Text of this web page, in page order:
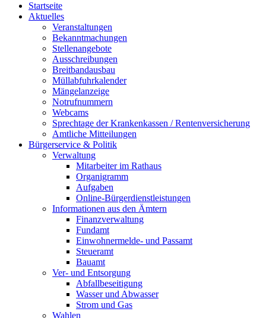
Startseite
Aktuelles
Veranstaltungen
Bekanntmachungen
Stellenangebote
Ausschreibungen
Breitbandausbau
Müllabfuhrkalender
Mängelanzeige
Notrufnummern
Webcams
Sprechtage der Krankenkassen / Rentenversicherung
Amtliche Mitteilungen
Bürgerservice & Politik
Verwaltung
Mitarbeiter im Rathaus
Organigramm
Aufgaben
Online-Bürgerdienstleistungen
Informationen aus den Ämtern
Finanzverwaltung
Fundamt
Einwohnermelde- und Passamt
Steueramt
Bauamt
Ver- und Entsorgung
Abfallbeseitigung
Wasser und Abwasser
Strom und Gas
Wahlen